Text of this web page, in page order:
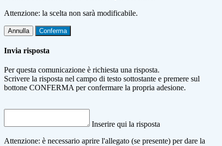
Attenzione: la scelta non sarà modificabile.
Annulla Conferma
Invia risposta
Per questa comunicazione è richiesta una risposta.
Scrivere la risposta nel campo di testo sottostante e premere sul
bottone CONFERMA per confermare la propria adesione.
Inserire qui la risposta
Attenzione: è necessario aprire l'allegato (se presente) per dare la